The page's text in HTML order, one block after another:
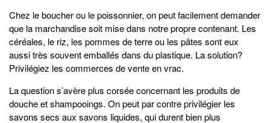
Chez le boucher ou le poissonnier, on peut facilement demander
que la marchandise soit mise dans notre propre contenant. Les
céréales, le riz, les pommes de terre ou les pâtes sont eux
aussi très souvent emballés dans du plastique. La solution?
Privilégiez les commerces de vente en vrac.
La question s’avère plus corsée concernant les produits de
douche et shampooings. On peut par contre privilégier les
savons secs aux savons liquides, qui durent bien plus